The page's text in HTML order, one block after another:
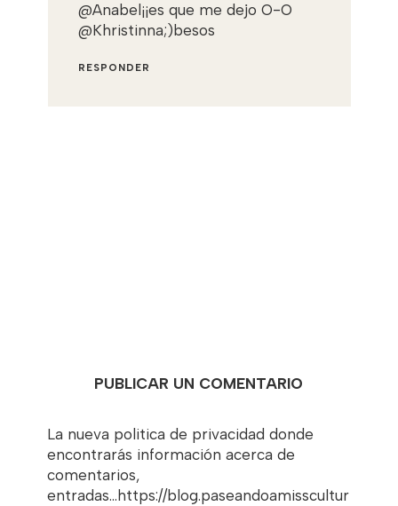
@Anabel¡¡es que me dejo O-O
@Khristinna;)besos
RESPONDER
PUBLICAR UN COMENTARIO
La nueva politica de privacidad donde
encontrarás información acerca de
comentarios,
entradas...https://blog.paseandoamisscultur